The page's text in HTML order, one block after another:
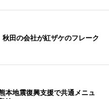
田の会社が紅ザケのフレーク
本地震復興支援で共通メニュ